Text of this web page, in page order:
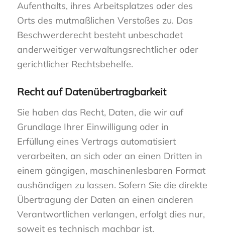
Aufenthalts, ihres Arbeitsplatzes oder des
Orts des mutmaßlichen Verstoßes zu. Das
Beschwerderecht besteht unbeschadet
anderweitiger verwaltungsrechtlicher oder
gerichtlicher Rechtsbehelfe.
Recht auf Daten­übertrag­barkeit
Sie haben das Recht, Daten, die wir auf
Grundlage Ihrer Einwilligung oder in
Erfüllung eines Vertrags automatisiert
verarbeiten, an sich oder an einen Dritten in
einem gängigen, maschinenlesbaren Format
aushändigen zu lassen. Sofern Sie die direkte
Übertragung der Daten an einen anderen
Verantwortlichen verlangen, erfolgt dies nur,
soweit es technisch machbar ist.